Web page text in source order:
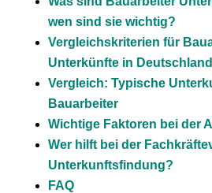
wen sind sie wichtig?
Vergleichskriterien für
Unterkünfte in Deutschland
Vergleich: Typische
Bauarbeiter
Wichtige Faktoren bei der
Wer hilft bei der
Unterkunftsfindung?
FAQ